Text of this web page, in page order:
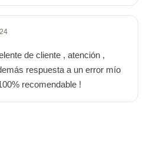
de cliente , atención ,
respuesta a un error mío
recomendable !